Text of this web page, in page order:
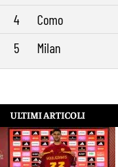
4
Como
5
Milan
ULTIMI ARTICOLI